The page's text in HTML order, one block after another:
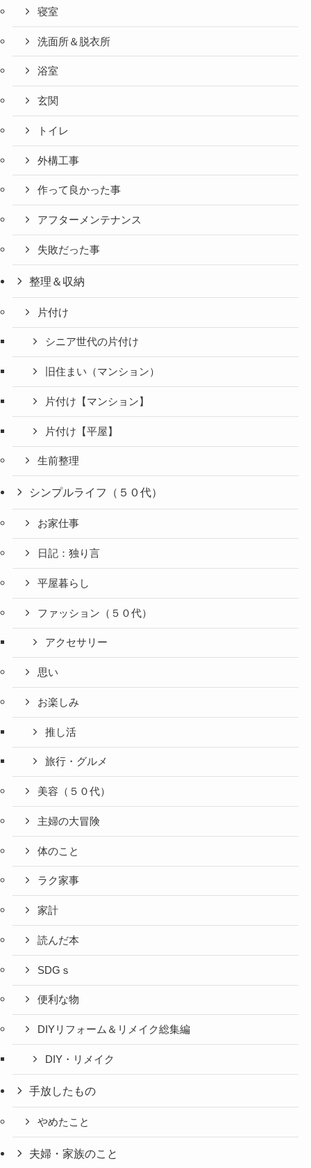
寝室
洗面所＆脱衣所
浴室
玄関
トイレ
外構工事
作って良かった事
アフターメンテナンス
失敗だった事
整理＆収納
片付け
シニア世代の片付け
旧住まい（マンション）
片付け【マンション】
片付け【平屋】
生前整理
シンプルライフ（５０代）
お家仕事
日記：独り言
平屋暮らし
ファッション（５０代）
アクセサリー
思い
お楽しみ
推し活
旅行・グルメ
美容（５０代）
主婦の大冒険
体のこと
ラク家事
家計
読んだ本
SDGｓ
便利な物
DIYリフォーム＆リメイク総集編
DIY・リメイク
手放したもの
やめたこと
夫婦・家族のこと